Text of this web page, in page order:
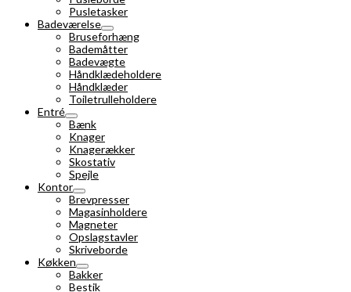
Pusletasker
Badeværelse
Bruseforhæng
Bademåtter
Badevægte
Håndklædeholdere
Håndklæder
Toiletrulleholdere
Entré
Bænk
Knager
Knagerækker
Skostativ
Spejle
Kontor
Brevpresser
Magasinholdere
Magneter
Opslagstavler
Skriveborde
Køkken
Bakker
Bestik